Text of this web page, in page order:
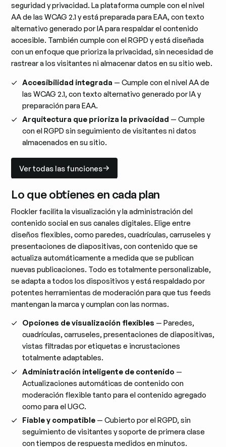
seguridad y privacidad. La plataforma cumple con el nivel
AA de las WCAG 2.1 y está preparada para EAA, con texto
alternativo generado por IA para respaldar el contenido
accesible. También cumple con el RGPD y está diseñada
con un enfoque que prioriza la privacidad, sin necesidad de
rastrear a los visitantes ni almacenar datos en su sitio web.
Accesibilidad integrada — Cumple con el nivel AA de
las WCAG 2.1, con texto alternativo generado por IA y
preparación para EAA.
Arquitectura que prioriza la privacidad — Cumple
con el RGPD sin seguimiento de visitantes ni datos
almacenados en su sitio.
Ver todas las funciones
Lo que obtienes en cada plan
Flockler facilita la visualización y la administración del
contenido social en sus canales digitales. Elige entre
diseños flexibles, como paredes, cuadrículas, carruseles y
presentaciones de diapositivas, con contenido que se
actualiza automáticamente a medida que se publican
nuevas publicaciones. Todo es totalmente personalizable,
se adapta a todos los dispositivos y está respaldado por
potentes herramientas de moderación para que tus feeds
mantengan la marca y cumplan con las normas.
Opciones de visualización flexibles — Paredes,
cuadrículas, carruseles, presentaciones de diapositivas,
vistas filtradas por etiquetas e incrustaciones
totalmente adaptables.
Administración inteligente de contenido —
Actualizaciones automáticas de contenido con
moderación flexible tanto para el contenido agregado
como para el UGC.
Fiable y compatible — Cubierto por el RGPD, sin
seguimiento de visitantes y soporte de primera clase
con tiempos de respuesta medidos en minutos.